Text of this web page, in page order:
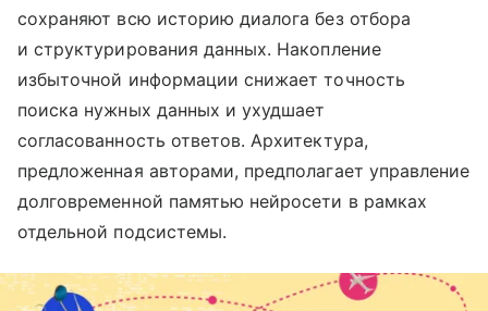
сохраняют всю историю диалога без отбора
и структурирования данных. Накопление
избыточной информации снижает точность
поиска нужных данных и ухудшает
согласованность ответов. Архитектура,
предложенная авторами, предполагает управление
долговременной памятью нейросети в рамках
отдельной подсистемы.